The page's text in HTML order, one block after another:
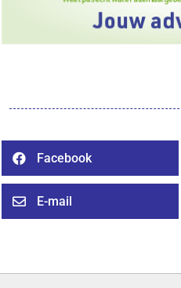
 Facebook
 E-mail